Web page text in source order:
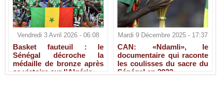
Vendredi 3 Avril 2026 - 06:08
Basket fauteuil : le
Sénégal décroche la
médaille de bronze après
sa victoire sur l’Algérie
Mardi 9 Décembre 2025 - 17:37
CAN: «Ndamli», le
documentaire qui raconte
les coulisses du sacre du
Sénégal en 2022